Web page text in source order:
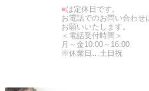
■は定休日です。
お電話でのお問い合わせ
お願いいたします。
＜電話受付時間＞
月～金10:00～16:00
※休業日…土日祝